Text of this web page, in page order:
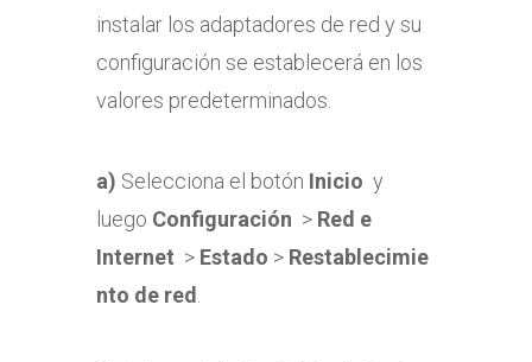
instalar los adaptadores de red y su
configuración se establecerá en los
valores predeterminados.
a) Selecciona el botón Inicio y
luego Configuración > Red e
Internet > Estado > Restablecimie
nto de red